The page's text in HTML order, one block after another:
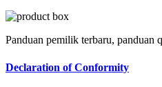
Panduan pemilik terbaru, panduan
Declaration of Conformity